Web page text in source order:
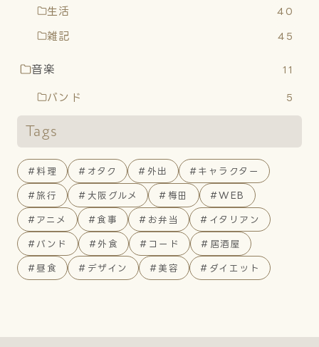
生活 40
雑記 45
音楽 11
バンド 5
Tags
#料理 #オタク #外出 #キャラクター
#旅行 #大阪グルメ #梅田 #WEB
#アニメ #食事 #お弁当 #イタリアン
#バンド #外食 #コード #居酒屋
#昼食 #デザイン #美容 #ダイエット